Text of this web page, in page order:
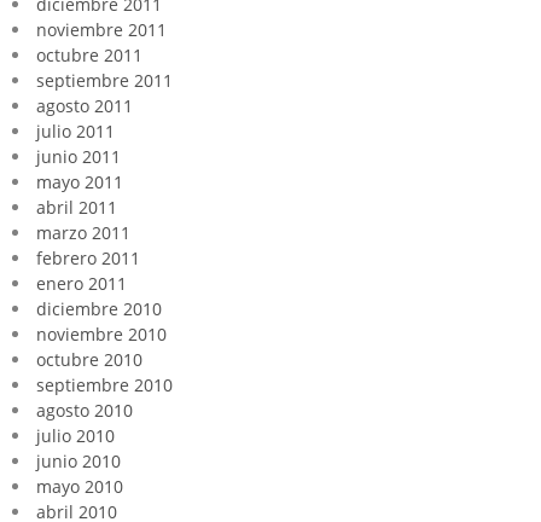
noviembre 2011
octubre 2011
septiembre 2011
agosto 2011
julio 2011
junio 2011
mayo 2011
abril 2011
marzo 2011
febrero 2011
enero 2011
diciembre 2010
noviembre 2010
octubre 2010
septiembre 2010
agosto 2010
julio 2010
junio 2010
mayo 2010
abril 2010